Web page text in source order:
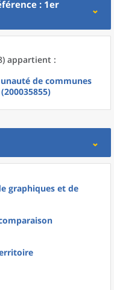
: 1er
appartient :
de communes
graphiques et de